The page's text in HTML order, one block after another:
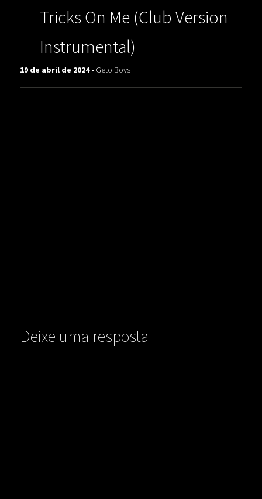
Tricks On Me (Club Version
Instrumental)
19 de abril de 2024 - Geto Boys
Deixe uma resposta